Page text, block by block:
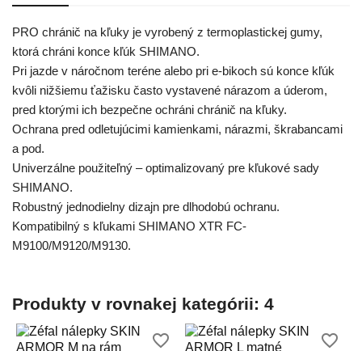
PRO chránič na kľuky je vyrobený z termoplastickej gumy,
ktorá chráni konce kľúk SHIMANO.
Pri jazde v náročnom teréne alebo pri e-bikoch sú konce kľúk
kvôli nižšiemu ťažisku často vystavené nárazom a úderom,
pred ktorými ich bezpečne ochráni chránič na kľuky.
Ochrana pred odletujúcimi kamienkami, nárazmi, škrabancami
a pod.
Univerzálne použiteľný – optimalizovaný pre kľukové sady
SHIMANO.
Robustný jednodielny dizajn pre dlhodobú ochranu.
Kompatibilný s kľukami SHIMANO XTR FC-
M9100/M9120/M9130.
Produkty v rovnakej kategórii: 4
favorite_border favorite_border